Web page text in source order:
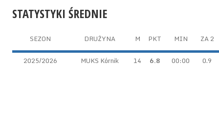
STATYSTYKI ŚREDNIE
SEZON DRUŻYNA M PKT MIN ZA 2
2025/2026 MUKS Kórnik 14 6.8 00:00 0.9